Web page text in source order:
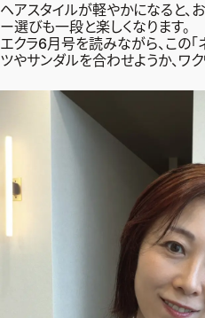
ヘアスタイルが軽やかになると、
ー選びも一段と楽しくなります。
エクラ6月号を読みながら、この「
ツやサンダルを合わせようか、ワ